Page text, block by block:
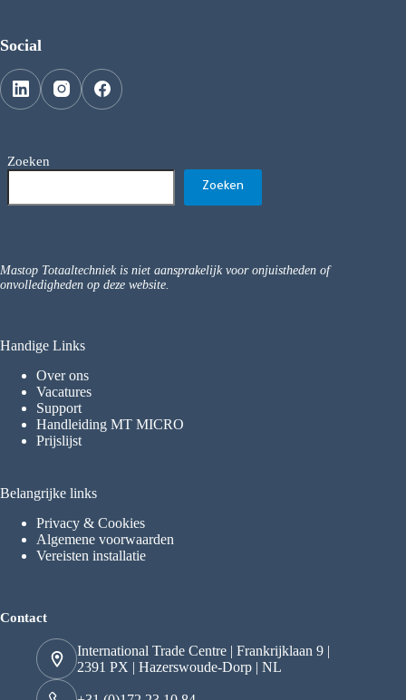
Social
Zoeken
Zoeken
Mastop Totaaltechniek is niet aansprakelijk voor onjuistheden of
onvolledigheden op deze website.
Handige Links
Over ons
Vacatures
Support
Handleiding MT MICRO
Prijslijst
Belangrijke links
Privacy & Cookies
Algemene voorwaarden
Vereisten installatie
Contact
International Trade Centre | Frankrijklaan 9 |
2391 PX | Hazerswoude-Dorp | NL